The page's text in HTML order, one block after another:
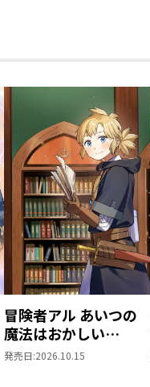
冒険者アル あいつの
魔法はおかしい
@COMIC 第5巻
発売日:2026.10.15